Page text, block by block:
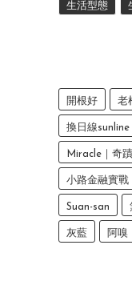
生活型態
開根好 老
換日線sunline
Miracle｜奇
小路金融實戰
Suan-san
灰藍 阿嗅